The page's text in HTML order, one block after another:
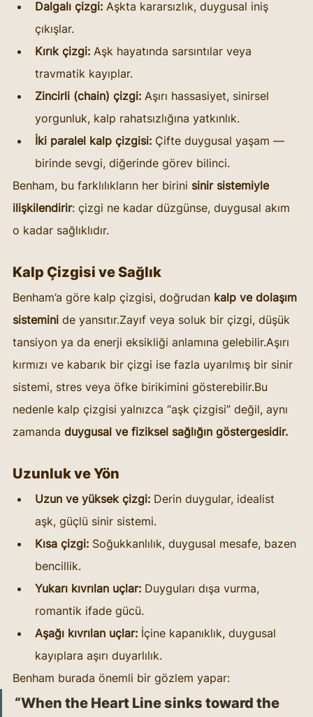
Dalgalı çizgi: Aşkta kararsızlık, duygusal iniş
çıkışlar.
Kırık çizgi: Aşk hayatında sarsıntılar veya
travmatik kayıplar.
Zincirli (chain) çizgi: Aşırı hassasiyet, sinirsel
yorgunluk, kalp rahatsızlığına yatkınlık.
İki paralel kalp çizgisi: Çifte duygusal yaşam —
birinde sevgi, diğerinde görev bilinci.
Benham, bu farklılıkların her birini sinir sistemiyle
ilişkilendirir: çizgi ne kadar düzgünse, duygusal akım
o kadar sağlıklıdır.
Kalp Çizgisi ve Sağlık
Benham’a göre kalp çizgisi, doğrudan kalp ve dolaşım
sistemini de yansıtır.Zayıf veya soluk bir çizgi, düşük
tansiyon ya da enerji eksikliği anlamına gelebilir.Aşırı
kırmızı ve kabarık bir çizgi ise fazla uyarılmış bir sinir
sistemi, stres veya öfke birikimini gösterebilir.Bu
nedenle kalp çizgisi yalnızca “aşk çizgisi” değil, aynı
zamanda duygusal ve fiziksel sağlığın göstergesidir.
Uzunluk ve Yön
Uzun ve yüksek çizgi: Derin duygular, idealist
aşk, güçlü sinir sistemi.
Kısa çizgi: Soğukkanlılık, duygusal mesafe, bazen
bencillik.
Yukarı kıvrılan uçlar: Duyguları dışa vurma,
romantik ifade gücü.
Aşağı kıvrılan uçlar: İçine kapanıklık, duygusal
kayıplara aşırı duyarlılık.
Benham burada önemli bir gözlem yapar:
“When the Heart Line sinks toward the